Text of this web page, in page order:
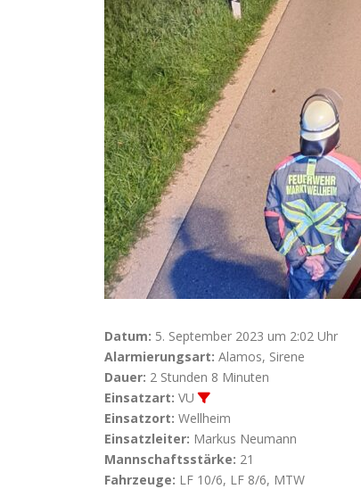
Datum: 5. September 2023 um 2:02 Uhr
Alarmierungsart: Alamos, Sirene
Dauer: 2 Stunden 8 Minuten
Einsatzart: VU
Einsatzort: Wellheim
Einsatzleiter: Markus Neumann
Mannschaftsstärke: 21
Fahrzeuge: LF 10/6, LF 8/6, MTW